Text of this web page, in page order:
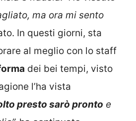
ma ora mi sento
In questi giorni, sta
al meglio con lo staff
dei bei tempi, visto
l’ha vista
presto sarò pronto e